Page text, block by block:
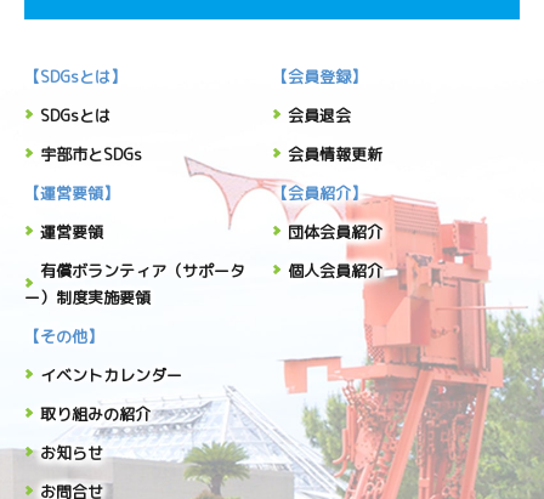
【SDGsとは】
SDGsとは
宇部市とSDGs
【運営要領】
運営要領
有償ボランティア（サポータ
ー）制度実施要領
【会員登録】
会員退会
会員情報更新
【会員紹介】
団体会員紹介
個人会員紹介
【その他】
イベントカレンダー
取り組みの紹介
お知らせ
お問合せ